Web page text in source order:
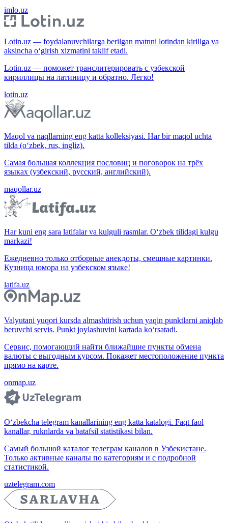
imlo.uz
Lotin.uz — foydalanuvchilarga berilgan matnni lotindan kirillga va
aksincha o‘girish xizmatini taklif etadi.
Lotin.uz — поможет транслитерировать с узбекской
кириллицы на латиницу и обратно. Легко!
lotin.uz
Maqol va naqllarning eng katta kolleksiyasi. Har bir maqol uchta
tilda (o‘zbek, rus, ingliz).
Самая большая коллекция пословиц и поговорок на трёх
языках (узбекский, русский, английский).
maqollar.uz
Har kuni eng sara latifalar va kulguli rasmlar. O‘zbek tilidagi kulgu
markazi!
Ежедневно только отборные анекдоты, смешные картинки.
Кузница юмора на узбекском языке!
latifa.uz
Valyutani yuqori kursda almashtirish uchun yaqin punktlarni aniqlab
beruvchi servis. Punkt joylashuvini kartada ko‘rsatadi.
Сервис, помогающий найти ближайшие пункты обмена
валюты с выгодным курсом. Покажет местоположение пункта
прямо на карте.
onmap.uz
O‘zbekcha telegram kanallarining eng katta katalogi. Faqt faol
kanallar, ruknlarda va batafsil statistikasi bilan.
Самый большой каталог телеграм каналов в Узбекистане.
Только активные каналы по категориям и с подробной
статистикой.
uztelegram.com